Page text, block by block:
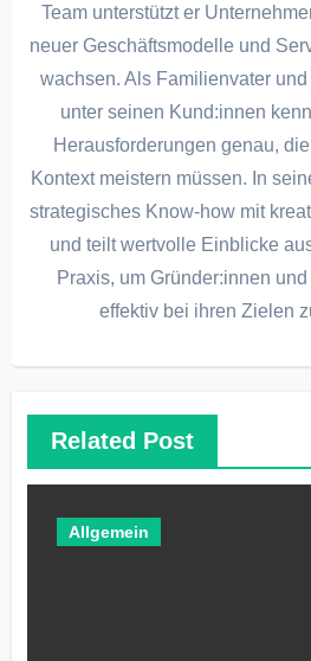
Team unterstützt er
neuer Geschäftsmodelle und
wachsen. Als Familienvater
unter seinen Kund:innen
Herausforderungen genau,
Kontext meistern müssen. In
strategisches Know-how mit
und teilt wertvolle Einblicke
Praxis, um Gründer:innen
effektiv bei ihren Zielen
Related Post
Allgemein